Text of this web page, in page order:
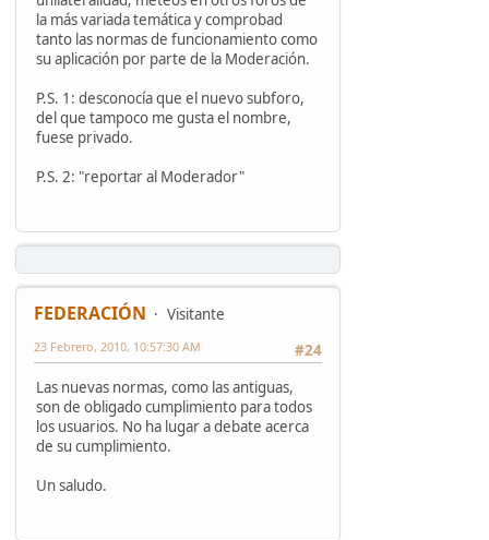
la más variada temática y comprobad
tanto las normas de funcionamiento como
su aplicación por parte de la Moderación.
P.S. 1: desconocía que el nuevo subforo,
del que tampoco me gusta el nombre,
fuese privado.
P.S. 2: "reportar al Moderador"
FEDERACIÓN
Visitante
#24
23 Febrero, 2010, 10:57:30 AM
Las nuevas normas, como las antiguas,
son de obligado cumplimiento para todos
los usuarios. No ha lugar a debate acerca
de su cumplimiento.
Un saludo.